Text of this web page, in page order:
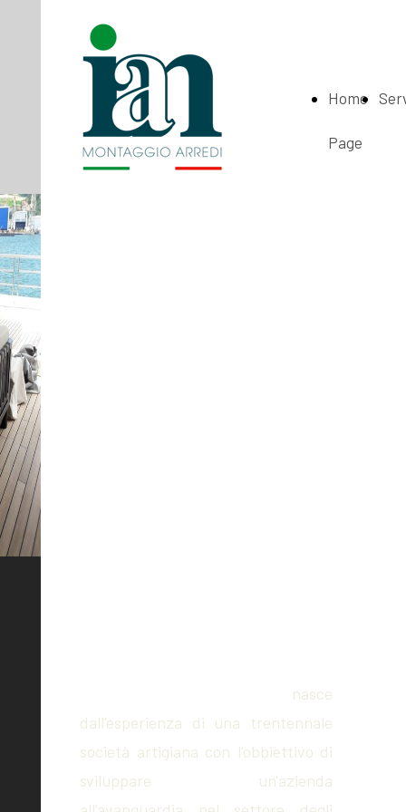
Home
Page
nasce
dall’esperienza di una trentennale
società artigiana con l'obbiettivo di
sviluppare un'azienda